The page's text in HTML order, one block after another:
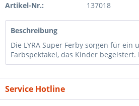
Artikel-Nr.: 137018
Beschreibung
Die LYRA Super Ferby sorgen für ein
Farbspektakel, das Kinder begeistert.
Service Hotline